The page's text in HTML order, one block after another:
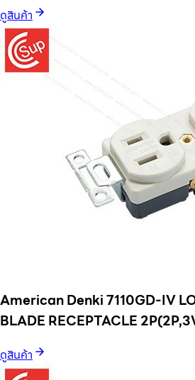
ดูสินค้า
American Denki 7110GD-IV
BLADE RECEPTACLE
ดูสินค้า